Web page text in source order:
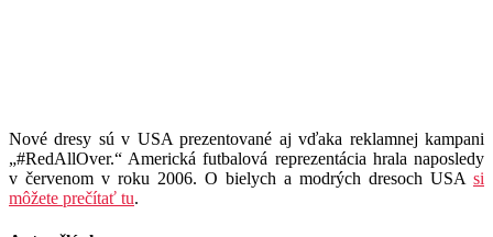
Nové dresy sú v USA prezentované aj vďaka reklamnej kampani
„#RedAllOver.“ Americká futbalová reprezentácia hrala naposledy
v červenom v roku 2006. O bielych a modrých dresoch USA si
môžete prečítať tu.